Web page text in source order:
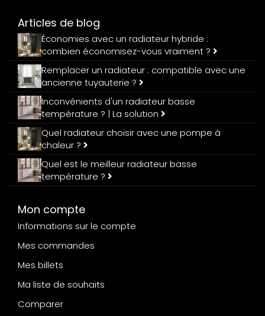
Articles de blog
Économies avec un radiateur hybride :
combien économisez-vous vraiment ?
Remplacer un radiateur : compatible avec une
ancienne tuyauterie ?
Inconvénients d'un radiateur basse
température ? | La solution
Quel radiateur choisir avec une pompe à
chaleur ?
Quel est le meilleur radiateur basse
température ?
Mon compte
Informations sur le compte
Mes commandes
Mes billets
Ma liste de souhaits
Comparer